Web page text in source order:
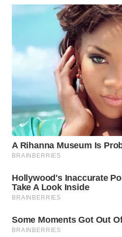
INDRAMAYU
WN
KUNINGAN
MAJALENGKA
WN
SUBANG
WN
WN
PURWAKARTA
WN